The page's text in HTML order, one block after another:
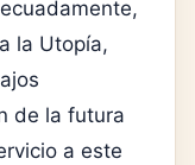
la Utopía,
de la futura
a este